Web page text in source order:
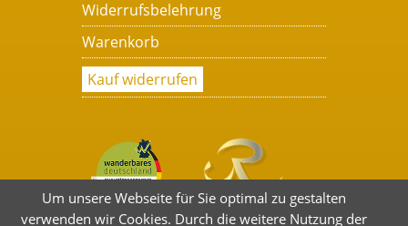
Widerrufsbelehrung
Warenkorb
Kauf widerrufen
Um unsere Webseite für Sie optimal zu gestalten
verwenden wir Cookies. Durch die weitere Nutzung der